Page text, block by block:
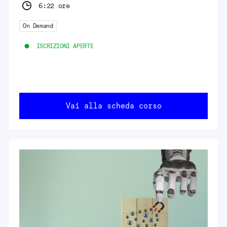
6:22 ore
On Demand
ISCRIZIONI APERTE
Vai alla scheda corso